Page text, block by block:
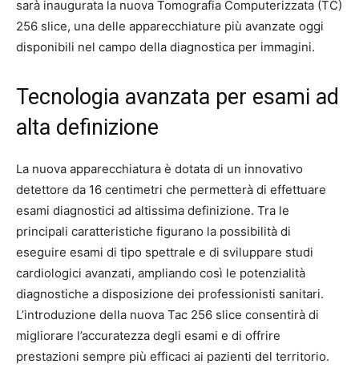
sarà inaugurata la nuova Tomografia Computerizzata (TC)
256 slice, una delle apparecchiature più avanzate oggi
disponibili nel campo della diagnostica per immagini.
Tecnologia avanzata per esami ad
alta definizione
La nuova apparecchiatura è dotata di un innovativo
detettore da 16 centimetri che permetterà di effettuare
esami diagnostici ad altissima definizione. Tra le
principali caratteristiche figurano la possibilità di
eseguire esami di tipo spettrale e di sviluppare studi
cardiologici avanzati, ampliando così le potenzialità
diagnostiche a disposizione dei professionisti sanitari.
L’introduzione della nuova Tac 256 slice consentirà di
migliorare l’accuratezza degli esami e di offrire
prestazioni sempre più efficaci ai pazienti del territorio.